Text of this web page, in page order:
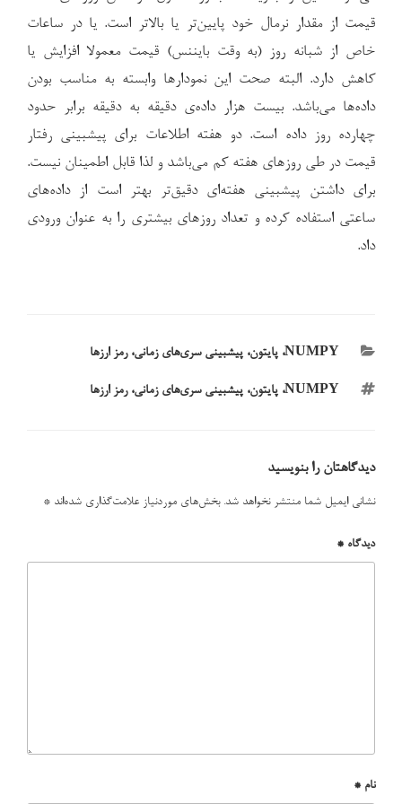
قیمت از مقدار نرمال خود پایین‌تر یا بالاتر است. یا در ساعات
خاص از شبانه روز (به وقت بایننس) قیمت معمولا افزایش یا
کاهش دارد. البته صحت این نمودارها وابسته به مناسب بودن
داده‌ها می‌باشد. بیست هزار داده‌ی دقیقه به دقیقه برابر حدود
چهارده روز داده است. دو هفته اطلاعات برای پیشبینی رفتار
قیمت در طی روزهای هفته کم می‌باشد و لذا قابل اطمینان نیست.
برای داشتن پیشبینی هفته‌ای دقیق‌تر بهتر است از داده‌های
ساعتی استفاده کرده و تعداد روز‌های بیشتری را به عنوان ورودی
داد.
دسته‌ها
NUMPY، پایتون، پیشبینی سری‌های زمانی،رمز ارزها
برچسب‌ها
NUMPY، پایتون، پیشبینی سری‌های زمانی،رمز ارزها
دیدگاهتان را بنویسید
نشانی ایمیل شما منتشر نخواهد شد. بخش‌های موردنیاز علامت‌گذاری شده‌اند *
دیدگاه*
نام*